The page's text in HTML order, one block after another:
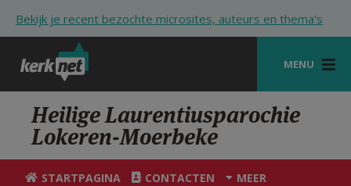
Bekijk je recent bezochte microsites, auteurs en thema's
MENU
STARTPAGINA
KERK
VIERINGEN
Heilige Laurentiusparochie
Lokeren-Moerbeke
STARTPAGINA CONTACTEN MEER